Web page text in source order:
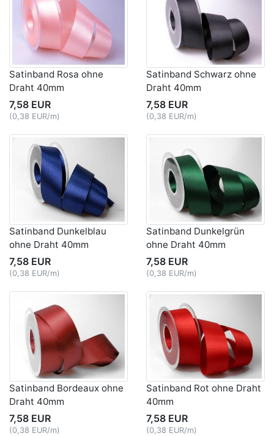
Satinband Rosa ohne
Draht 40mm
7,58 EUR
(0,38 EUR/m)
Satinband Schwarz ohne
Draht 40mm
7,58 EUR
(0,38 EUR/m)
Satinband Dunkelblau
ohne Draht 40mm
7,58 EUR
(0,38 EUR/m)
Satinband Dunkelgrün
ohne Draht 40mm
7,58 EUR
(0,38 EUR/m)
Satinband Bordeaux ohne
Draht 40mm
7,58 EUR
(0,38 EUR/m)
Satinband Rot ohne Draht
40mm
7,58 EUR
(0,38 EUR/m)